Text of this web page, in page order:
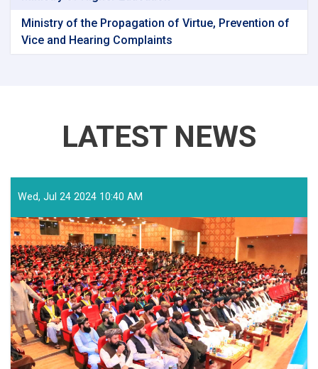
Ministry of the Propagation of Virtue, Prevention of
Vice and Hearing Complaints
LATEST NEWS
Wed, Jul 24 2024 10:40 AM